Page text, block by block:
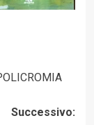
Successivo: